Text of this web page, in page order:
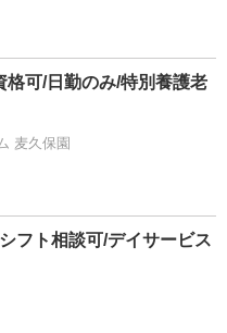
格可/日勤のみ/特別養護老
麦久保園
フト相談可/デイサービス